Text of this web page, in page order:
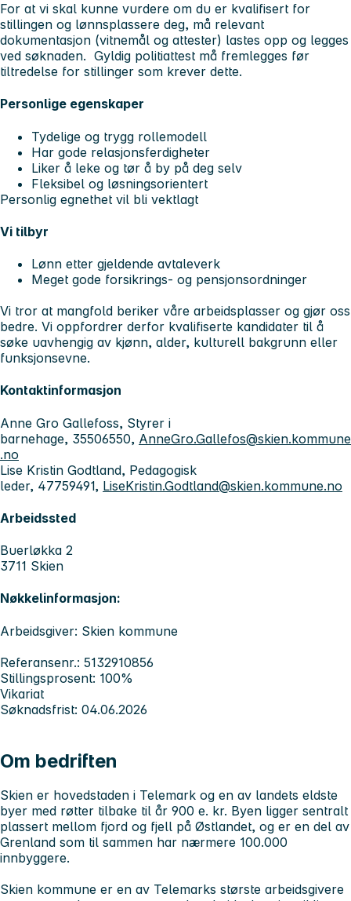
For at vi skal kunne vurdere om du er kvalifisert for
stillingen og lønnsplassere deg, må relevant
dokumentasjon (vitnemål og attester) lastes opp og legges
ved søknaden. Gyldig politiattest må fremlegges før
tiltredelse for stillinger som krever dette.
Personlige egenskaper
Tydelige og trygg rollemodell
Har gode relasjonsferdigheter
Liker å leke og tør å by på deg selv
Fleksibel og løsningsorientert
Personlig egnethet vil bli vektlagt
Vi tilbyr
Lønn etter gjeldende avtaleverk
Meget gode forsikrings- og pensjonsordninger
Vi tror at mangfold beriker våre arbeidsplasser og gjør oss
bedre. Vi oppfordrer derfor kvalifiserte kandidater til å
søke uavhengig av kjønn, alder, kulturell bakgrunn eller
funksjonsevne.
Kontaktinformasjon
Anne Gro Gallefoss, Styrer i
barnehage, 35506550, AnneGro.Gallefos@skien.kommune
.no
Lise Kristin Godtland, Pedagogisk
leder, 47759491, LiseKristin.Godtland@skien.kommune.no
Arbeidssted
Buerløkka 2
3711 Skien
Nøkkelinformasjon:
Arbeidsgiver: Skien kommune
Referansenr.: 5132910856
Stillingsprosent: 100%
Vikariat
Søknadsfrist: 04.06.2026
Om bedriften
Skien er hovedstaden i Telemark og en av landets eldste
byer med røtter tilbake til år 900 e. kr. Byen ligger sentralt
plassert mellom fjord og fjell på Østlandet, og er en del av
Grenland som til sammen har nærmere 100.000
innbyggere.
Skien kommune er en av Telemarks største arbeidsgivere